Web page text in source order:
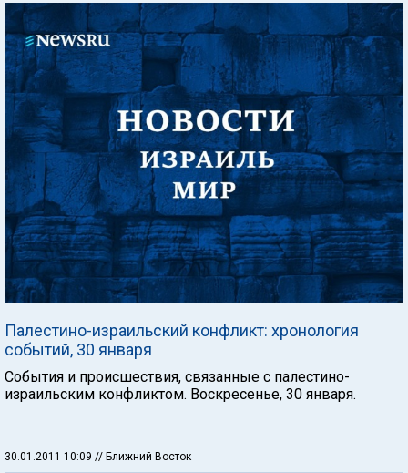
Палестино-израильский конфликт: хронология
событий, 30 января
События и происшествия, связанные с палестино-
израильским конфликтом. Воскресенье, 30 января.
30.01.2011 10:09 // Ближний Восток